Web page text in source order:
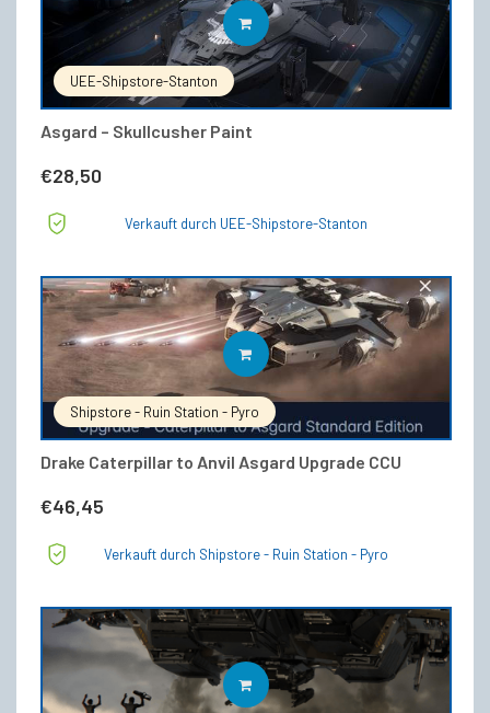
UEE-Shipstore-Stanton
Asgard – Skullcusher Paint
€28,50
IN DEN WARENKORB
Verkauft durch UEE-Shipstore-Stanton
Shipstore - Ruin Station - Pyro
Drake Caterpillar to Anvil Asgard Upgrade CCU
€46,45
IN DEN WARENKORB
Verkauft durch Shipstore - Ruin Station - Pyro
IN DEN WARENKORB